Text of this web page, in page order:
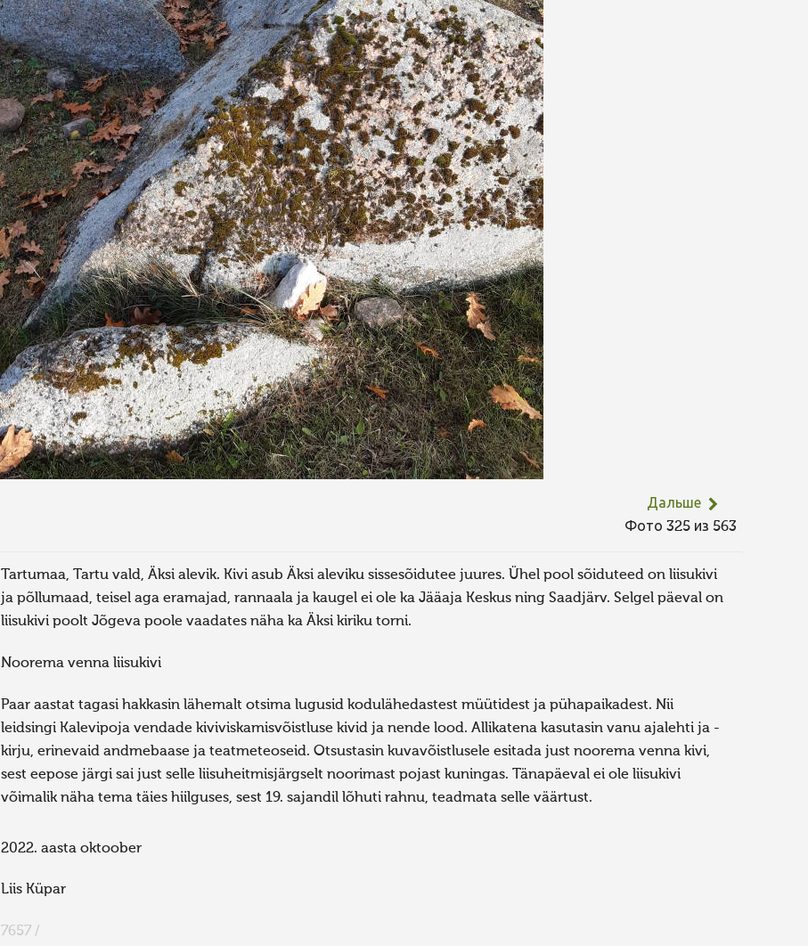
Дальше
Фото 325 из 563
Tartumaa, Tartu vald, Äksi alevik. Kivi asub Äksi aleviku sissesõidutee juures. Ühel pool sõiduteed on liisukivi
ja põllumaad, teisel aga eramajad, rannaala ja kaugel ei ole ka Jääaja Keskus ning Saadjärv. Selgel päeval on
liisukivi poolt Jõgeva poole vaadates näha ka Äksi kiriku torni.
Noorema venna liisukivi
Paar aastat tagasi hakkasin lähemalt otsima lugusid kodulähedastest müütidest ja pühapaikadest. Nii
leidsingi Kalevipoja vendade kiviviskamisvõistluse kivid ja nende lood. Allikatena kasutasin vanu ajalehti ja -
kirju, erinevaid andmebaase ja teatmeteoseid. Otsustasin kuvavõistlusele esitada just noorema venna kivi,
sest eepose järgi sai just selle liisuheitmisjärgselt noorimast pojast kuningas. Tänapäeval ei ole liisukivi
võimalik näha tema täies hiilguses, sest 19. sajandil lõhuti rahnu, teadmata selle väärtust.
2022. aasta oktoober
Liis Küpar
7657 /